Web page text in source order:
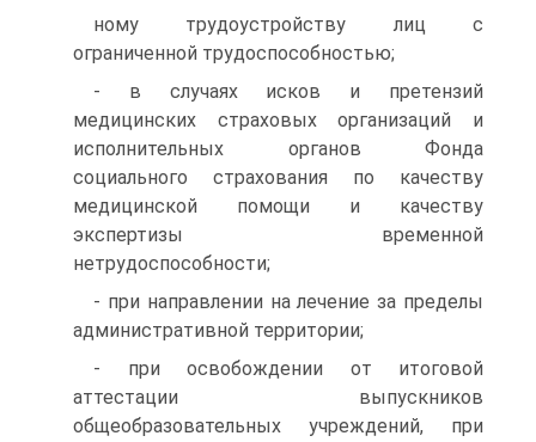
ному трудоустройству лиц с
ограниченной трудоспособностью;
- в случаях исков и претензий
медицинских страховых организаций и
исполнительных органов Фонда
социального страхования по качеству
медицинской помощи и качеству
экспертизы временной
нетрудоспособности;
- при направлении на лечение за пределы
административной территории;
- при освобождении от итоговой
аттестации выпускников
общеобразовательных учреждений, при